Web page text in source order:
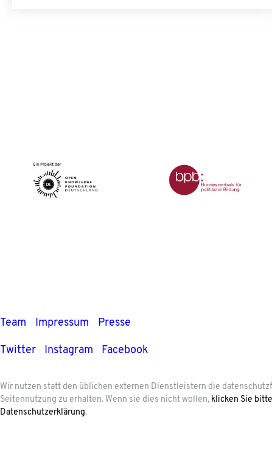
Team Impressum Presse
Twitter Instagram Facebook
Wir nutzen statt den üblichen externen Dienstleistern die
Seitennutzung zu erhalten. Wenn sie dies nicht wollen, klicken Sie
Datenschutzerklärung.